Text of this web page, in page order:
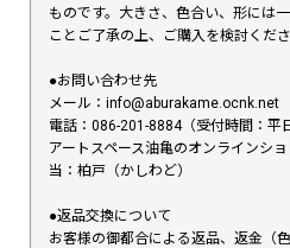
ものです。大きさ、色合い、形には
ことご了承の上、ご購入を検討くださ
●お問い合わせ先
メール：info@aburakame.ocnk.net
電話：086-201-8884（受付時間：平
アートスペース油亀のオンラインシ
当：柏戸（かしわど）
●返品交換について
お客様の御都合による返品、返金（